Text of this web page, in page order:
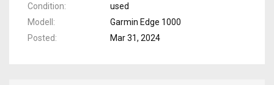
Condition
used
Modell
Garmin Edge 1000
Posted
Mar 31, 2024